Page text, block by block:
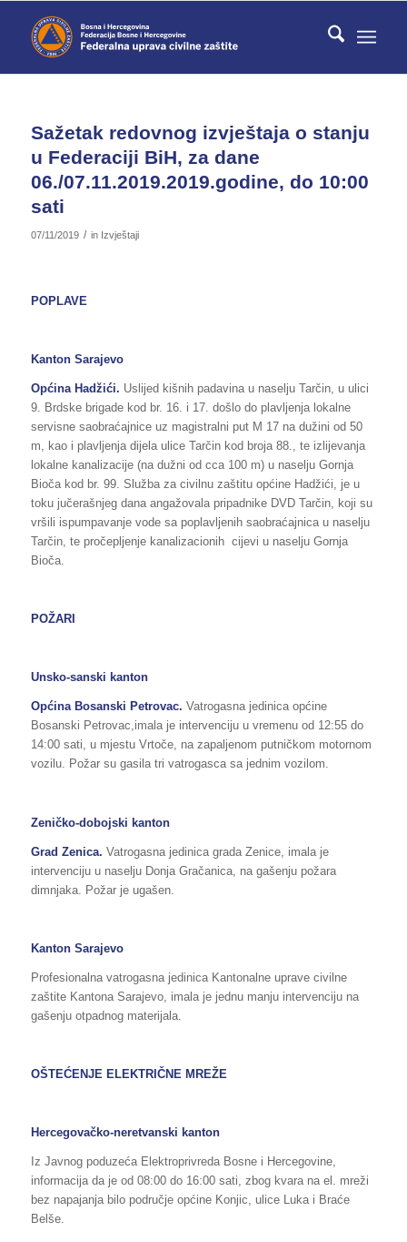
Sažetak redovnog izvještaja o stanju
u Federaciji BiH, za dane
06./07.11.2019.2019.godine, do 10:00
sati
07/11/2019 / in Izvještaji
POPLAVE
Kanton Sarajevo
Općina Hadžići. Uslijed kišnih padavina u naselju Tarčin, u ulici
9. Brdske brigade kod br. 16. i 17. došlo do plavljenja lokalne
servisne saobraćajnice uz magistralni put M 17 na dužini od 50
m, kao i plavljenja dijela ulice Tarčin kod broja 88., te izlijevanja
lokalne kanalizacije (na dužni od cca 100 m) u naselju Gornja
Bioča kod br. 99. Služba za civilnu zaštitu općine Hadžići, je u
toku jučerašnjeg dana angažovala pripadnike DVD Tarčin, koji su
vršili ispumpavanje vode sa poplavljenih saobraćajnica u naselju
Tarčin, te pročepljenje kanalizacionih cijevi u naselju Gornja
Bioča.
POŽARI
Unsko-sanski kanton
Općina Bosanski Petrovac. Vatrogasna jedinica općine
Bosanski Petrovac,imala je intervenciju u vremenu od 12:55 do
14:00 sati, u mjestu Vrtoče, na zapaljenom putničkom motornom
vozilu. Požar su gasila tri vatrogasca sa jednim vozilom.
Zeničko-dobojski kanton
Grad Zenica. Vatrogasna jedinica grada Zenice, imala je
intervenciju u naselju Donja Gračanica, na gašenju požara
dimnjaka. Požar je ugašen.
Kanton Sarajevo
Profesionalna vatrogasna jedinica Kantonalne uprave civilne
zaštite Kantona Sarajevo, imala je jednu manju intervenciju na
gašenju otpadnog materijala.
OŠTEĆENJE ELEKTRIČNE MREŽE
Hercegovačko-neretvanski kanton
Iz Javnog poduzeća Elektroprivreda Bosne i Hercegovine,
informacija da je od 08:00 do 16:00 sati, zbog kvara na el. mreži
bez napajanja bilo područje općine Konjic, ulice Luka i Braće
Belše.